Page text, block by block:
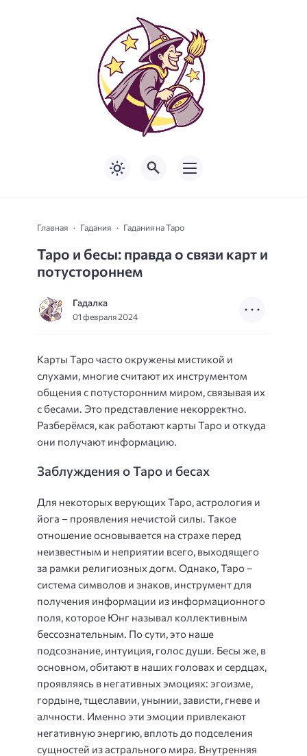
Главная Гадания Гадания на Таро
Таро и бесы: правда о связи карт и
потустороннем
Гадалка
01 февраля 2024
Карты Таро часто окружены мистикой и
слухами, многие считают их инструментом
общения с потусторонним миром, связывая их
с бесами. Это представление некорректно.
Разберёмся, как работают карты Таро и откуда
они получают информацию.
Заблуждения о Таро и бесах
Для некоторых верующих Таро, астрология и
йога – проявления нечистой силы. Такое
отношение основывается на страхе перед
неизвестным и неприятии всего, выходящего
за рамки религиозных догм. Однако, Таро –
система символов и знаков, инструмент для
получения информации из информационного
поля, которое Юнг называл коллективным
бессознательным. По сути, это наше
подсознание, интуиция, голос души. Бесы же, в
основном, обитают в наших головах и сердцах,
проявляясь в негативных эмоциях: эгоизме,
гордыне, тщеславии, унынии, зависти, гневе и
алчности. Именно эти эмоции привлекают
негативную энергию, вплоть до подселения
сущностей из астрального мира. Внутренняя